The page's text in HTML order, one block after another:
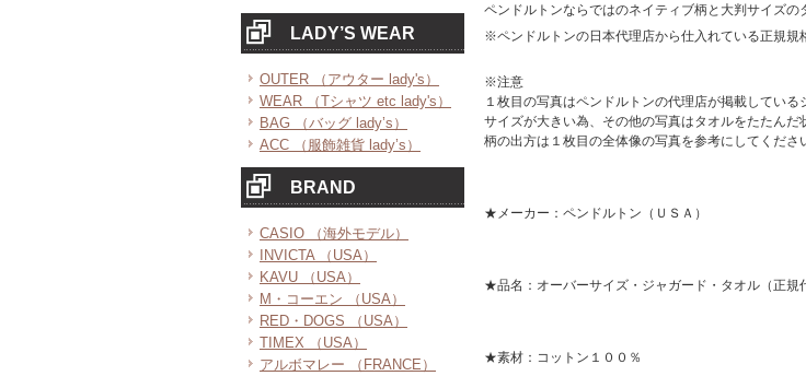
LADY’S WEAR
OUTER （アウター lady's）
WEAR （Tシャツ etc lady's）
BAG （バッグ lady’s）
ACC （服飾雑貨 lady’s）
BRAND
CASIO （海外モデル）
INVICTA （USA）
KAVU （USA）
M・コーエン （USA）
RED・DOGS （USA）
TIMEX （USA）
アルボマレー （FRANCE）
ペンドルトンならではのネイティブ柄と大判サイズの
※ペンドルトンの日本代理店から仕入れている正規規
※注意
１枚目の写真はペンドルトンの代理店が掲載している
サイズが大きい為、その他の写真はタオルをたたんだ
柄の出方は１枚目の全体像の写真を参考にしてくださ
★メーカー：ペンドルトン（ＵＳＡ）
★品名：オーバーサイズ・ジャガード・タオル（正規
★素材：コットン１００％